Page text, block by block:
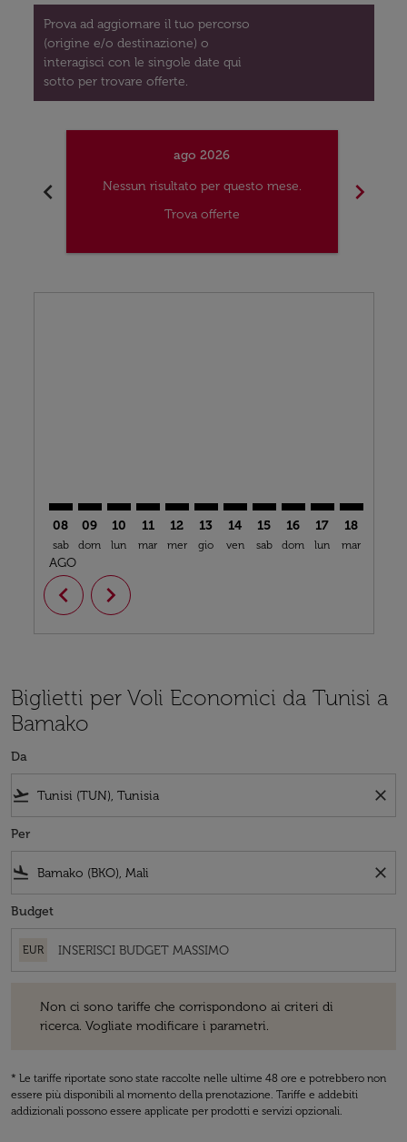
Prova ad aggiornare il tuo percorso
(origine e/o destinazione) o
interagisci con le singole date qui
sotto per trovare offerte.
chevron_left
ago 2026
Nessun risultato per questo mese.
Trova offerte
chevron_right
08
sab
AGO
09
dom
10
lun
11
mar
12
mer
13
gio
14
ven
15
sab
16
dom
17
lun
18
mar
chevron_left chevron_right
Biglietti per Voli Economici da Tunisi a
Bamako
Da
flight_takeoff close
Per
flight_land close
Budget
EUR
Non ci sono tariffe che corrispondono ai criteri di
ricerca. Vogliate modificare i parametri.
* Le tariffe riportate sono state raccolte nelle ultime 48 ore e potrebbero non
essere più disponibili al momento della prenotazione. Tariffe e addebiti
addizionali possono essere applicate per prodotti e servizi opzionali.